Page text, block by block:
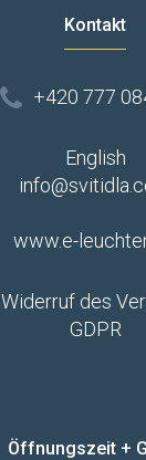
Kontakt
+420 777
English
www.e-
Widerruf des
GDPR
Öffnungszeit +